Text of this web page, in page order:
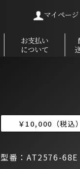
マイページ
お支払い
について
￥10,000（税込
型番：AT2576-68E